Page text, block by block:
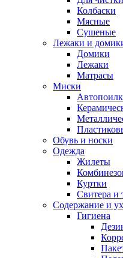
Колбаски
Мясные
Сушеные
Лежаки и
Домики
Лежаки
Матрасы
Миски
Обувь и носки
Одежда
Жилеты
Куртки
Свитера и
Содержание и
Гигиена